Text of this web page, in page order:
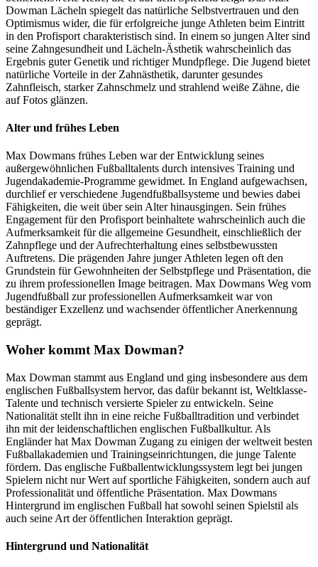
Dowman Lächeln spiegelt das natürliche Selbstvertrauen und den
Optimismus wider, die für erfolgreiche junge Athleten beim Eintritt
in den Profisport charakteristisch sind. In einem so jungen Alter sind
seine Zahngesundheit und Lächeln-Ästhetik wahrscheinlich das
Ergebnis guter Genetik und richtiger Mundpflege. Die Jugend bietet
natürliche Vorteile in der Zahnästhetik, darunter gesundes
Zahnfleisch, starker Zahnschmelz und strahlend weiße Zähne, die
auf Fotos glänzen.
Alter und frühes Leben
Max Dowmans frühes Leben war der Entwicklung seines
außergewöhnlichen Fußballtalents durch intensives Training und
Jugendakademie-Programme gewidmet. In England aufgewachsen,
durchlief er verschiedene Jugendfußballsysteme und bewies dabei
Fähigkeiten, die weit über sein Alter hinausgingen. Sein frühes
Engagement für den Profisport beinhaltete wahrscheinlich auch die
Aufmerksamkeit für die allgemeine Gesundheit, einschließlich der
Zahnpflege und der Aufrechterhaltung eines selbstbewussten
Auftretens. Die prägenden Jahre junger Athleten legen oft den
Grundstein für Gewohnheiten der Selbstpflege und Präsentation, die
zu ihrem professionellen Image beitragen. Max Dowmans Weg vom
Jugendfußball zur professionellen Aufmerksamkeit war von
beständiger Exzellenz und wachsender öffentlicher Anerkennung
geprägt.
Woher kommt Max Dowman?
Max Dowman stammt aus England und ging insbesondere aus dem
englischen Fußballsystem hervor, das dafür bekannt ist, Weltklasse-
Talente und technisch versierte Spieler zu entwickeln. Seine
Nationalität stellt ihn in eine reiche Fußballtradition und verbindet
ihn mit der leidenschaftlichen englischen Fußballkultur. Als
Engländer hat Max Dowman Zugang zu einigen der weltweit besten
Fußballakademien und Trainingseinrichtungen, die junge Talente
fördern. Das englische Fußballentwicklungssystem legt bei jungen
Spielern nicht nur Wert auf sportliche Fähigkeiten, sondern auch auf
Professionalität und öffentliche Präsentation. Max Dowmans
Hintergrund im englischen Fußball hat sowohl seinen Spielstil als
auch seine Art der öffentlichen Interaktion geprägt.
Hintergrund und Nationalität